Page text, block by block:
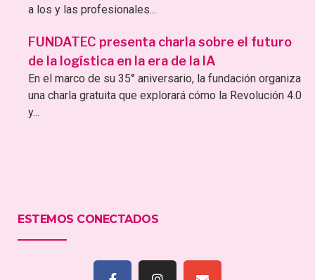
a los y las profesionales...
FUNDATEC presenta charla sobre el futuro
de la logística en la era de la IA
En el marco de su 35° aniversario, la fundación organiza
una charla gratuita que explorará cómo la Revolución 4.0
y...
ESTEMOS CONECTADOS